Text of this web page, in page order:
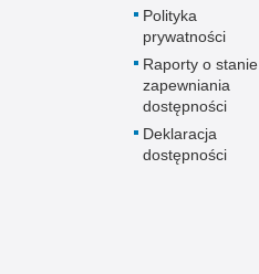
Polityka
prywatności
Raporty o stanie
zapewniania
dostępności
Deklaracja
dostępności